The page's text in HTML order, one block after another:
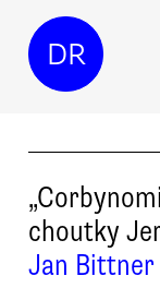
DR
choutky
Jan Bittner